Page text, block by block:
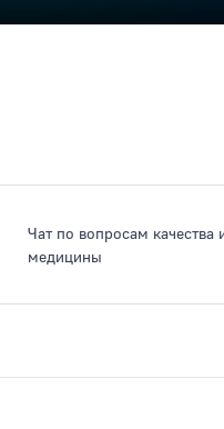
Чат по вопросам качества
медицины